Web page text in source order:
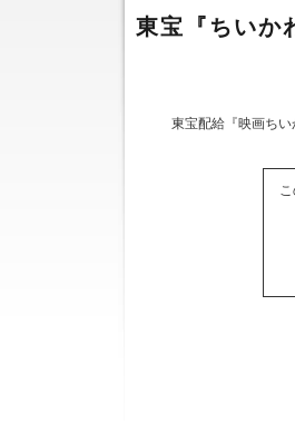
東宝『ちいか
東宝配給『映画ちい